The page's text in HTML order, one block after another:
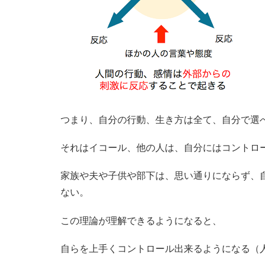
つまり、自分の行動、生き方は全て、自分で選
それはイコール、他の人は、自分にはコントロ
家族や夫や子供や部下は、思い通りにならず
ない。
この理論が理解できるようになると、
自らを上手くコントロール出来るようになる（